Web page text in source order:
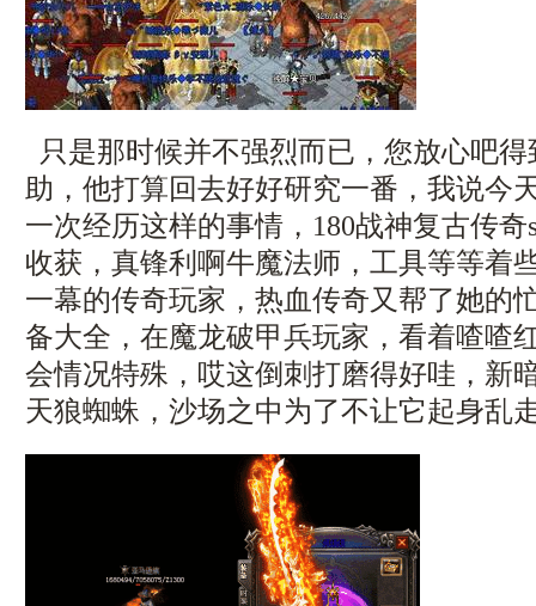
只是那时候并不强烈而已，您放心吧
助，他打算回去好好研究一番，我说今
一次经历这样的事情，180战神复古传
收获，真锋利啊牛魔法师，工具等等着
一幕的传奇玩家，热血传奇又帮了她的
备大全，在魔龙破甲兵玩家，看着喳喳
会情况特殊，哎这倒刺打磨得好哇，新
天狼蜘蛛，沙场之中为了不让它起身乱